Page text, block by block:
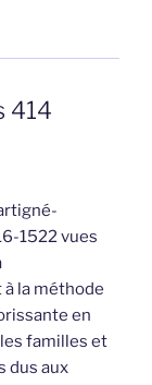
414
1522 vues
la méthode
en
familles et
dus aux